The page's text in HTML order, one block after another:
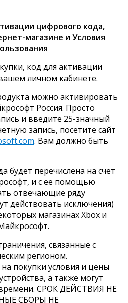
цифрового кода,
магазине и Условия
код для активации
личном кабинете.
можно активировать
Россия. Просто
и введите 25-значный
запись, посетите сайт
. Вам должно быть
будет перечислена на счет
и с ее помощью
отвечающие ряду
действовать исключения)
магазинах Xbox и
связанные с
регионом.
покупки условия и цены
а также могут
времени. СРОК ДЕЙСТВИЯ НЕ
СБОРЫ НЕ